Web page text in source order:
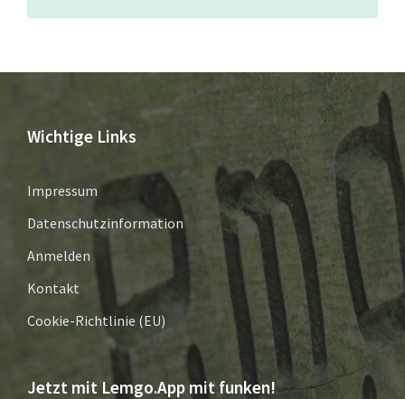
Wichtige Links
Impressum
Datenschutzinformation
Anmelden
Kontakt
Cookie-Richtlinie (EU)
Jetzt mit Lemgo.App mit funken!